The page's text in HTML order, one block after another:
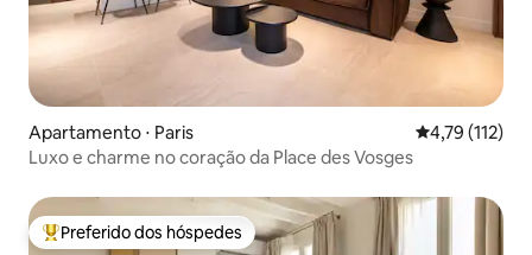
Apartamento ⋅ Paris 4,79 de uma
4,79 (112)
Luxo e charme no coração da Place des Vosges
Entre os melhores preferidos dos hóspedes
Preferido dos hóspedes